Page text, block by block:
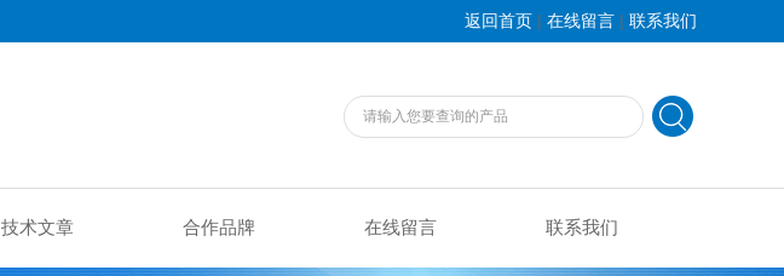
返回首页 | 在线留言 | 联系我们
技术文章 合作品牌 在线留言 联系我们